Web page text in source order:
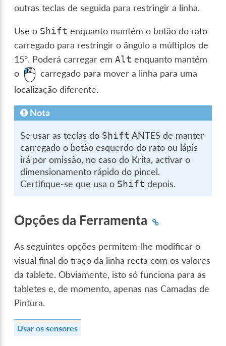
outras teclas de seguida para restringir a linha.
Use o Shift enquanto mantém o botão do rato
carregado para restringir o ângulo a múltiplos de
15º. Poderá carregar emAlt enquanto mantém
o
carregado para mover a linha para uma
localização diferente.
Nota
Se usar as teclas do Shift ANTES de manter
carregado o botão esquerdo do rato ou lápis
irá por omissão, no caso do Krita, activar o
dimensionamento rápido do pincel.
Certifique-se que usa o Shift depois.
Opções da Ferramenta
As seguintes opções permitem-lhe modificar o
visual final do traço da linha recta com os valores
da tablete. Obviamente, isto só funciona para as
tabletes e, de momento, apenas nas Camadas de
Pintura.
Usar os sensores